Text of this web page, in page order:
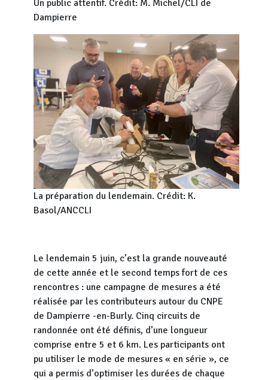
Un public attentif. Crédit: M. Michel/CLI de
Dampierre
La préparation du lendemain. Crédit: K.
Basol/ANCCLI
Le lendemain 5 juin, c’est la grande nouveauté
de cette année et le second temps fort de ces
rencontres : une campagne de mesures a été
réalisée par les contributeurs autour du CNPE
de Dampierre -en-Burly. Cinq circuits de
randonnée ont été définis, d’une longueur
comprise entre 5 et 6 km. Les participants ont
pu utiliser le mode de mesures « en série », ce
qui a permis d’optimiser les durées de chaque